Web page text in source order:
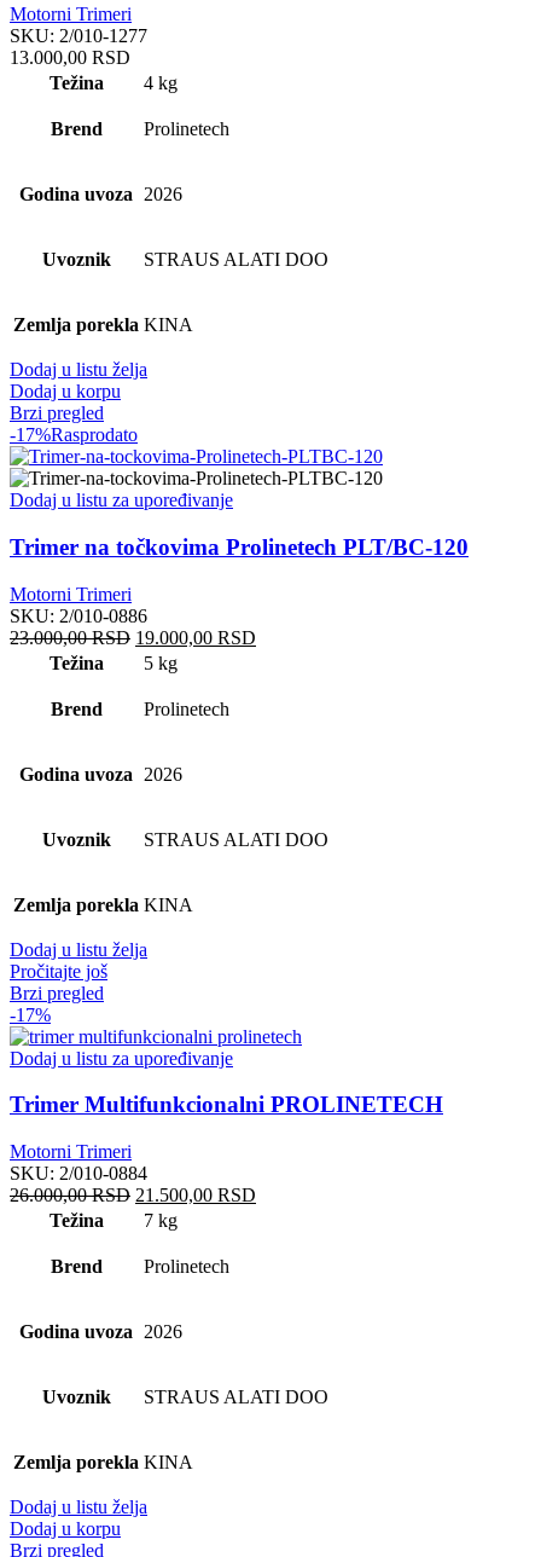
Motorni Trimeri
SKU: 2/010-1277
13.000,00 RSD
Težina
4 kg
Brend Prolinetech
Godina uvoza 2026
Uvoznik STRAUS ALATI DOO
Zemlja porekla KINA
Dodaj u listu želja
Dodaj u korpu
Brzi pregled
-17%Rasprodato
Dodaj u listu za upoređivanje
Trimer na točkovima Prolinetech PLT/BC-120
Motorni Trimeri
SKU: 2/010-0886
23.000,00RSD Originalna
cena
bila:
19.000,00 RSD
Težina 5 kg
Brend Prolinetech
Godina uvoza 2026
Uvoznik STRAUS ALATI DOO
Zemlja porekla KINA
Dodaj u listu želja
Pročitajte još
Brzi pregled
-17%
Dodaj u listu za upoređivanje
Trimer Multifunkcionalni PROLINETECH
Motorni Trimeri
SKU: 2/010-0884
26.000,00RSD Originalna
cena
bila:
21.500,00 RSD
Težina 7 kg
Brend Prolinetech
Godina uvoza 2026
Uvoznik STRAUS ALATI DOO
Zemlja porekla KINA
Dodaj u listu želja
Dodaj u korpu
Brzi pregled